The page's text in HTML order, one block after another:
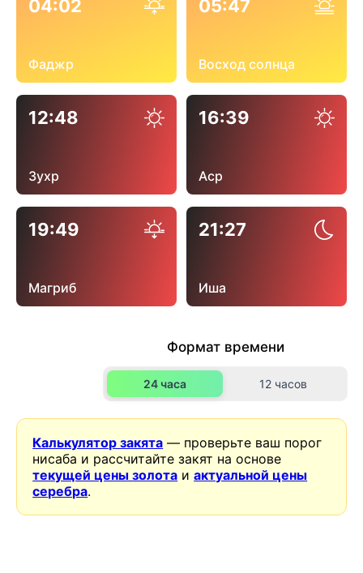
04:02
Фаджр
05:47
Восход солнца
12:48
Зухр
16:39
Аср
19:49
Магриб
21:27
Иша
Формат времени
24 часа 12 часов
Калькулятор закята — проверьте ваш порог
нисаба и рассчитайте закят на основе
текущей цены золота иактуальной цены
серебра.